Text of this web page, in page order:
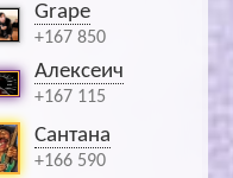
Grape
+167 850
Алексеич
+167 115
Сантана
+166 590